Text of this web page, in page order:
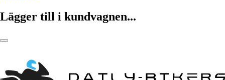
Lägger till i kundvagnen...